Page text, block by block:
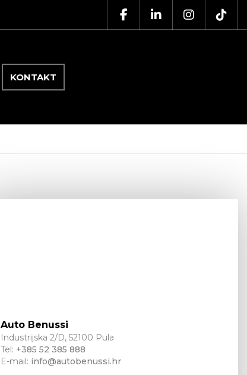
KONTAKT
Auto Benussi
Industrijska 2/D, 52100 Pula
Tel: +385 52 385 888
E-mail: info@autobenussi.hr